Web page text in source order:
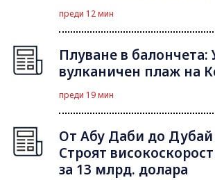
преди 12 мин
Плуване в балончета:
вулканичен плаж на
преди 19 мин
От Абу Даби до Дубай
Строят
за 13 млрд. долара